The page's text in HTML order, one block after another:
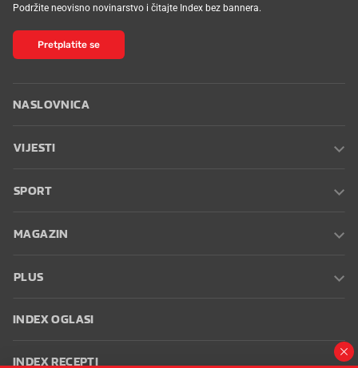
Podržite neovisno novinarstvo i čitajte Index bez bannera.
Pretplatite se
NASLOVNICA
VIJESTI
SPORT
MAGAZIN
PLUS
INDEX OGLASI
INDEX RECEPTI